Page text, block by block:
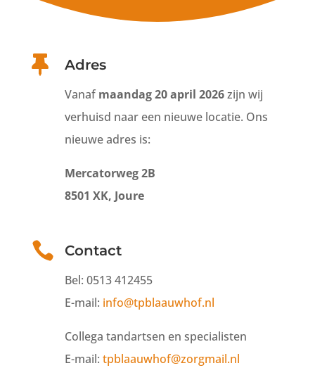
 Adres
Vanaf maandag 20 april 2026zijn wij
verhuisd naar een nieuwe locatie. Ons
nieuwe adres is:
Mercatorweg 2B
8501 XK, Joure
 Contact
Bel: 0513 412455
E-mail: info@tpblaauwhof.nl
Collega tandartsen en specialisten
E-mail: tpblaauwhof@zorgmail.nl